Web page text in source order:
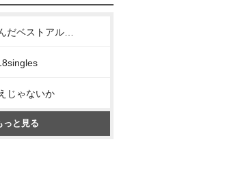
じゃないか
っと見る